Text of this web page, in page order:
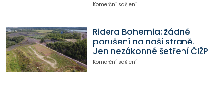
Komerční sdělení
Ridera Bohemia: žádné
porušení na naší straně.
Jen nezákonné šetření ČIŽP
Komerční sdělení